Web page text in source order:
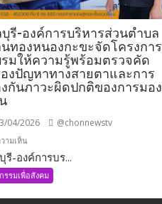
รี-องค์การบริหารส่วนตำบล
ทองหนองกะขะจัดโครงการ
มให้ความรู้พร้อมตรวจคัด
งปัญหาทางสายตาและการ
กันภาวะผิดปกติของการมอง
04/2026 @chonnewstv
ามเห็น
ชลบุรี-
องค์การ
บริหาร
รี-องค์การบร...
รรมเพื่อสังคม